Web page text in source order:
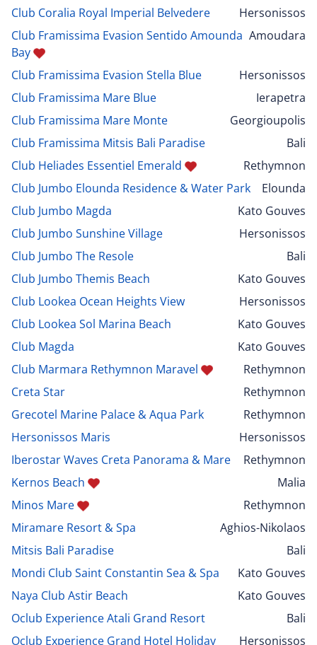
Club Coralia Royal Imperial Belvedere
Hersonissos
Club Framissima Evasion Sentido Amounda
Bay
Amoudara
Club Framissima Evasion Stella Blue
Hersonissos
Club Framissima Mare Blue
Ierapetra
Club Framissima Mare Monte
Georgioupolis
Club Framissima Mitsis Bali Paradise
Bali
Club Heliades Essentiel Emerald
Rethymnon
Club Jumbo Elounda Residence & Water Park
Elounda
Club Jumbo Magda
Kato Gouves
Club Jumbo Sunshine Village
Hersonissos
Club Jumbo The Resole
Bali
Club Jumbo Themis Beach
Kato Gouves
Club Lookea Ocean Heights View
Hersonissos
Club Lookea Sol Marina Beach
Kato Gouves
Club Magda
Kato Gouves
Club Marmara Rethymnon Maravel
Rethymnon
Creta Star
Rethymnon
Grecotel Marine Palace & Aqua Park
Rethymnon
Hersonissos Maris
Hersonissos
Iberostar Waves Creta Panorama & Mare
Rethymnon
Kernos Beach
Malia
Minos Mare
Rethymnon
Miramare Resort & Spa
Aghios-Nikolaos
Mitsis Bali Paradise
Bali
Mondi Club Saint Constantin Sea & Spa
Kato Gouves
Naya Club Astir Beach
Kato Gouves
Oclub Experience Atali Grand Resort
Bali
Oclub Experience Grand Hotel Holiday
Hersonissos